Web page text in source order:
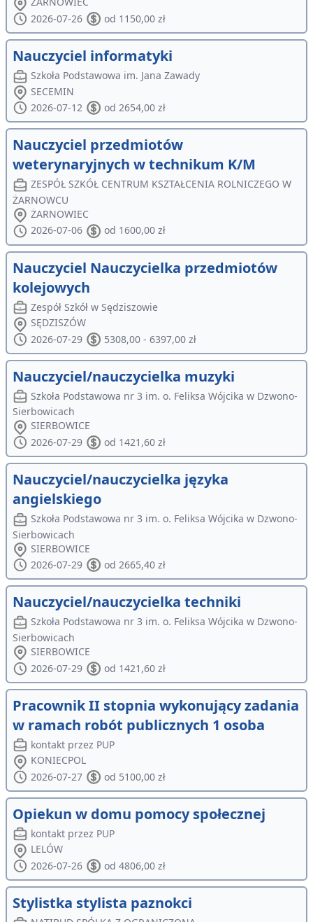
2026-07-26
od 1150,00 zł
Nauczyciel informatyki
Szkoła Podstawowa im. Jana Zawady
SECEMIN
2026-07-12
od 2654,00 zł
Nauczyciel przedmiotów
weterynaryjnych w technikum K/M
ZESPÓŁ SZKÓŁ CENTRUM KSZTAŁCENIA ROLNICZEGO W
ŻARNOWCU
ŻARNOWIEC
2026-07-06
od 1600,00 zł
Nauczyciel Nauczycielka przedmiotów
kolejowych
Zespół Szkół w Sędziszowie
SĘDZISZÓW
2026-07-29
5308,00 - 6397,00 zł
Nauczyciel/nauczycielka muzyki
Szkoła Podstawowa nr 3 im. o. Feliksa Wójcika w Dzwono-
Sierbowicach
SIERBOWICE
2026-07-29
od 1421,60 zł
Nauczyciel/nauczycielka języka
angielskiego
Szkoła Podstawowa nr 3 im. o. Feliksa Wójcika w Dzwono-
Sierbowicach
SIERBOWICE
2026-07-29
od 2665,40 zł
Nauczyciel/nauczycielka techniki
Szkoła Podstawowa nr 3 im. o. Feliksa Wójcika w Dzwono-
Sierbowicach
SIERBOWICE
2026-07-29
od 1421,60 zł
Pracownik II stopnia wykonujący zadania
w ramach robót publicznych 1 osoba
kontakt przez PUP
KONIECPOL
2026-07-27
od 5100,00 zł
Opiekun w domu pomocy społecznej
kontakt przez PUP
LELÓW
2026-07-26
od 4806,00 zł
Stylistka stylista paznokci